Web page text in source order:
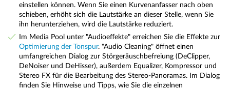
einstellen können. Wenn Sie einen Kurvenanfasser nach oben
schieben, erhöht sich die Lautstärke an dieser Stelle, wenn Sie
ihn herunterziehen, wird die Lautstärke reduziert.
Im Media Pool unter "Audioeffekte" erreichen Sie die Effekte zur
Optimierung der Tonspur. "Audio Cleaning" öffnet einen
umfangreichen Dialog zur Störgeräuschbefreiung (DeClipper,
DeNoiser und DeHisser), außerdem Equalizer, Kompressor und
Stereo FX für die Bearbeitung des Stereo-Panoramas. Im Dialog
finden Sie Hinweise und Tipps, wie Sie die einzelnen